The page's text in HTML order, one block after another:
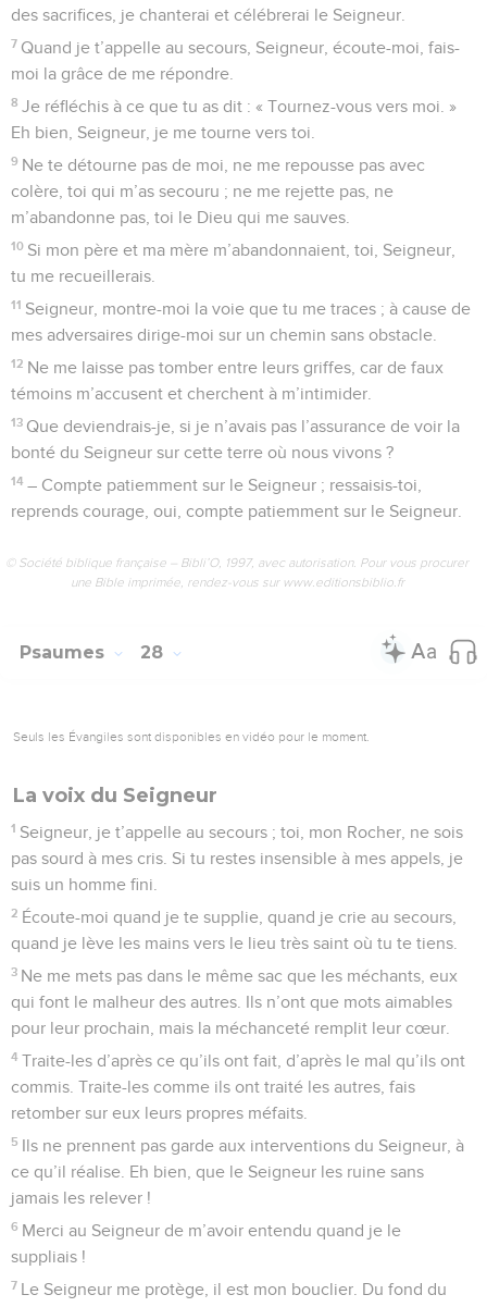
des sacrifices, je chanterai et célébrerai le Seigneur.
7 Quand je t’appelle au secours, Seigneur, écoute-moi, fais-
moi la grâce de me répondre.
8 Je réfléchis à ce que tu as dit : « Tournez-vous vers moi. »
Eh bien, Seigneur, je me tourne vers toi.
9 Ne te détourne pas de moi, ne me repousse pas avec
colère, toi qui m’as secouru ; ne me rejette pas, ne
m’abandonne pas, toi le Dieu qui me sauves.
10 Si mon père et ma mère m’abandonnaient, toi, Seigneur,
tu me recueillerais.
11 Seigneur, montre-moi la voie que tu me traces ; à cause de
mes adversaires dirige-moi sur un chemin sans obstacle.
12 Ne me laisse pas tomber entre leurs griffes, car de faux
témoins m’accusent et cherchent à m’intimider.
13 Que deviendrais-je, si je n’avais pas l’assurance de voir la
bonté du Seigneur sur cette terre où nous vivons ?
14 – Compte patiemment sur le Seigneur ; ressaisis-toi,
reprends courage, oui, compte patiemment sur le Seigneur.
© Société biblique française – Bibli’O, 1997, avec autorisation. Pour vous procurer
une Bible imprimée, rendez-vous sur www.editionsbiblio.fr
Psaumes 28
Seuls les Évangiles sont disponibles en vidéo pour le moment.
La voix du Seigneur
1 Seigneur, je t’appelle au secours ; toi, mon Rocher, ne sois
pas sourd à mes cris. Si tu restes insensible à mes appels, je
suis un homme fini.
2 Écoute-moi quand je te supplie, quand je crie au secours,
quand je lève les mains vers le lieu très saint où tu te tiens.
3 Ne me mets pas dans le même sac que les méchants, eux
qui font le malheur des autres. Ils n’ont que mots aimables
pour leur prochain, mais la méchanceté remplit leur cœur.
4 Traite-les d’après ce qu’ils ont fait, d’après le mal qu’ils ont
commis. Traite-les comme ils ont traité les autres, fais
retomber sur eux leurs propres méfaits.
5 Ils ne prennent pas garde aux interventions du Seigneur, à
ce qu’il réalise. Eh bien, que le Seigneur les ruine sans
jamais les relever !
6 Merci au Seigneur de m’avoir entendu quand je le
suppliais !
7 Le Seigneur me protège, il est mon bouclier. Du fond du